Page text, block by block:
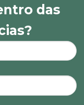
das